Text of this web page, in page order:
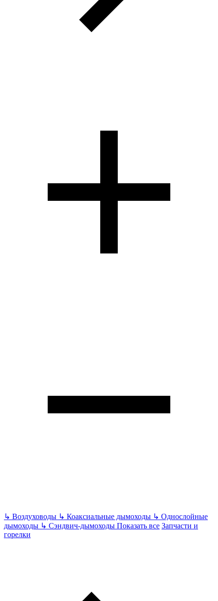
↳ Воздуховоды ↳ Коаксиальные дымоходы ↳ Однослойные
дымоходы ↳ Сэндвич-дымоходы Показать все Запчасти и
горелки